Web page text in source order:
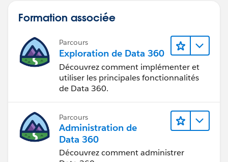
Formation associée
Parcours
Exploration de Data 360
Découvrez comment implémenter et
utiliser les principales fonctionnalités
de Data 360.
Parcours
Administration de
Data 360
Découvrez comment administrer